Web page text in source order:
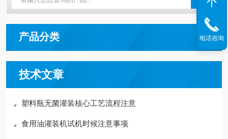
产品分类
技术文章
塑料瓶无菌灌装核心工艺流程注意
食用油灌装机试机时候注意事项
电话咨询